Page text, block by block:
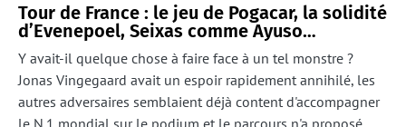
Tour de France : le jeu de Pogacar, la solidité
d’Evenepoel, Seixas comme Ayuso…
Y avait-il quelque chose à faire face à un tel monstre ?
Jonas Vingegaard avait un espoir rapidement annihilé, les
autres adversaires semblaient déjà content d'accompagner
le N.1 mondial sur le podium et le parcours n'a proposé